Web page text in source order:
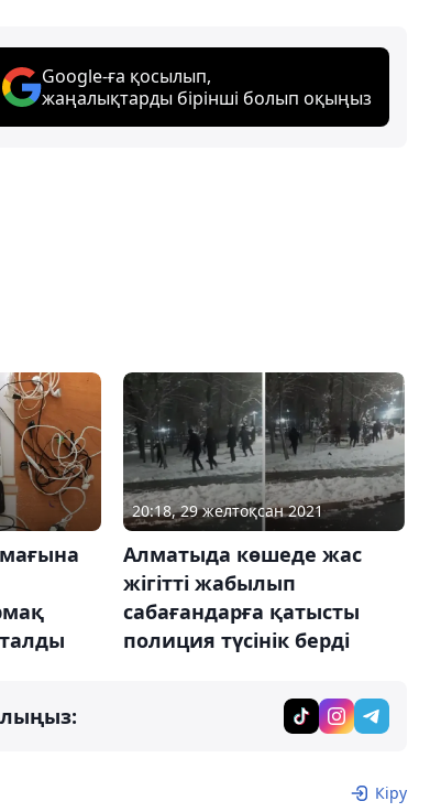
Google-ға қосылып,
жаңалықтарды бірінші болып оқыңыз
20:18, 29 желтоқсан 2021
Алматыда көшеде жас
жігітті жабылып
сабағандарға қатысты
полиция түсінік берді
Кіру